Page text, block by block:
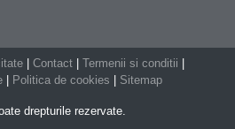
Contact Termenii si conditii
Politica de cookies Sitemap
drepturile rezervate.